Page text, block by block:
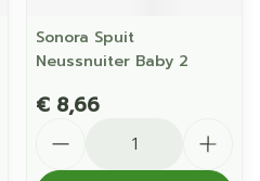
Sonora Spuit
Neussnuiter Baby 2
€ 8,66